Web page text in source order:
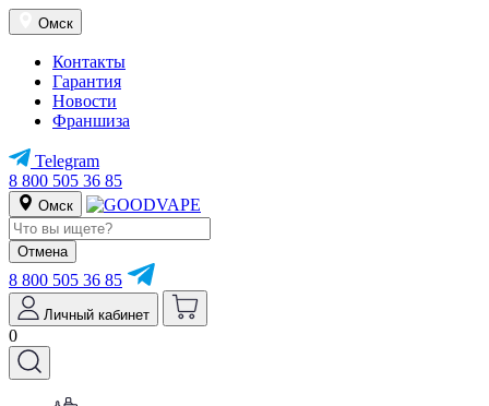
Омск
Контакты
Гарантия
Новости
Франшиза
Telegram
8 800 505 36 85
Омск
Отмена
8 800 505 36 85
Личный кабинет
0